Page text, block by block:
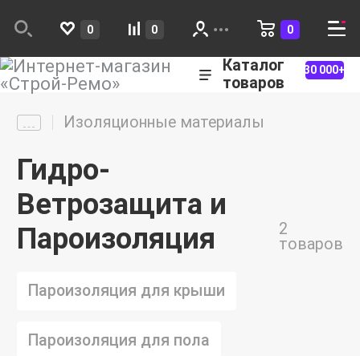
0 0 0
Каталог
товаров
30 000+
Изоляционные материалы
Гидро-
Ветрозащита и
Пароизоляция
2
товаров
Пароизоляция для крыши
Пароизоляция для пола